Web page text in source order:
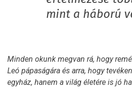
mint a háború
Minden okunk megvan rá, hogy
Leó pápaságára és arra, hogy
egyház, hanem a világ életére is jó